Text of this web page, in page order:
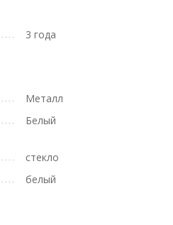
3 года
Металл
Белый
стекло
белый